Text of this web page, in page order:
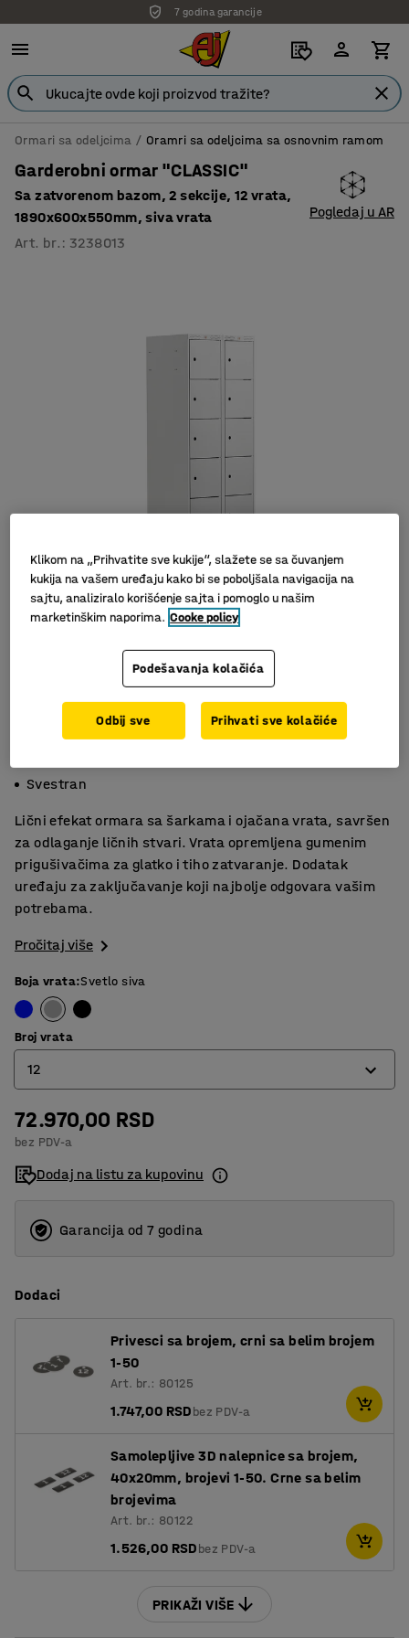
7 godina garancije
Ormari sa odeljcima Oramri sa odeljcima sa osnovnim ramom
Garderobni ormar "CLASSIC"
Sa zatvorenom bazom, 2 sekcije, 12 vrata,
1890x600x550mm, siva vrata
Art. br. : 3238013
Pogledaj u AR
Ventilacioni otvori
Svestran
Lični efekat ormara sa šarkama i ojačana vrata, savršen
za odlaganje ličnih stvari. Vrata opremljena gumenim
prigušivačima za glatko i tiho zatvaranje. Dodatak
uređaju za zaključavanje koji najbolje odgovara vašim
potrebama.
Pročitaj više
Boja vrata:Svetlo siva
Broj vrata
12
6
12
18
24
72.970,00 RSD
bez PDV-a
Dodaj na listu za kupovinu
Garancija od 7 godina
Dodaci
Privesci sa brojem, crni sa belim brojem
1-50
Art. br.: 80125
1.747,00 RSDbez PDV-a
Samolepljive 3D nalepnice sa brojem,
40x20mm, brojevi 1-50. Crne sa belim
brojevima
Art. br.: 80122
1.526,00 RSDbez PDV-a
PRIKAŽI VIŠE
Klikom na „Prihvatite sve kukije“, slažete se sa čuvanjem
kukija na vašem uređaju kako bi se poboljšala navigacija na
sajtu, analiziralo korišćenje sajta i pomoglo u našim
marketinškim naporima. Cooke policy
Podešavanja kolačića
Odbij sve Prihvati sve kolačiće